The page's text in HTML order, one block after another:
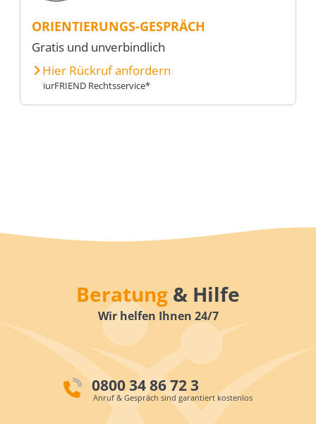
ORIENTIERUNGS-GESPRÄCH
Gratis und unverbindlich
Hier Rückruf anfordern
iurFRIEND Rechtsservice*
Beratung & Hilfe
Wir helfen Ihnen 24/7
0800 34 86 72 3
Anruf & Gespräch sind garantiert kostenlos